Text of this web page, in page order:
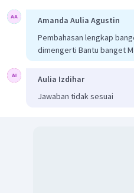
Amanda Aulia Agustin
Pembahasan lengkap
dimengerti Bantu banget
Aulia Izdihar
Jawaban tidak sesuai